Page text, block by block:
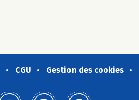
CGU Gestion des cookies